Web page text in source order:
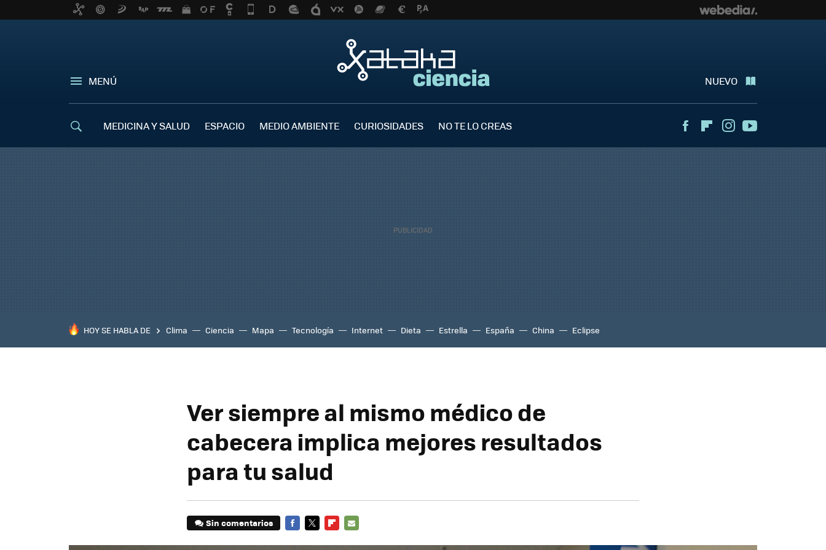
MENÚ NUEVO
MEDICINA Y SALUD ESPACIO MEDIO AMBIENTE CURIOSIDADES NO TE LO CREAS FacebookFlipboardInstagram
HOY SE HABLA DE Clima Ciencia Mapa Tecnología Internet Dieta Estrella España China Eclipse
Ver siempre al mismo médico de
cabecera implica mejores resultados
para tu salud
Sin comentarios